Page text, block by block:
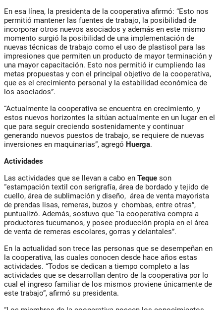
En esa línea, la presidenta de la cooperativa afirmó: “Esto nos
permitió mantener las fuentes de trabajo, la posibilidad de
incorporar otros nuevos asociados y además en este mismo
momento surgió la posibilidad de una implementación de
nuevas técnicas de trabajo como el uso de plastisol para las
impresiones que permiten un producto de mayor terminación y
una mayor capacitación. Esto nos permitió ir cumpliendo las
metas propuestas y con el principal objetivo de la cooperativa,
que es el crecimiento personal y la estabilidad económica de
los asociados”.
“Actualmente la cooperativa se encuentra en crecimiento, y
estos nuevos horizontes la sitúan actualmente en un lugar en el
que para seguir creciendo sostenidamente y continuar
generando nuevos puestos de trabajo, se requiere de nuevas
inversiones en maquinarias”, agregó Huerga.
Actividades
Las actividades que se llevan a cabo en Teque son
“estampación textil con serigrafía, área de bordado y tejido de
cuello, área de sublimación y diseño, área de venta mayorista
de prendas lisas, remeras, buzos y chombas, entre otras”,
puntualizó. Además, sostuvo que “la cooperativa compra a
productores tucumanos, y posee producción propia en el área
de venta de remeras escolares, gorras y delantales”.
En la actualidad son trece las personas que se desempeñan en
la cooperativa, las cuales conocen desde hace años estas
actividades. “Todos se dedican a tiempo completo a las
actividades que se desarrollan dentro de la cooperativa por lo
cual el ingreso familiar de los mismos proviene únicamente de
este trabajo”, afirmó su presidenta.